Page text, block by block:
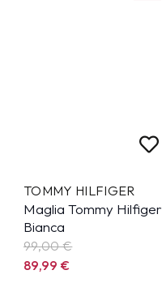
TOMMY HILFIGER
Maglia Tommy Hilfiger
Bianca
99,00 €
89,99€